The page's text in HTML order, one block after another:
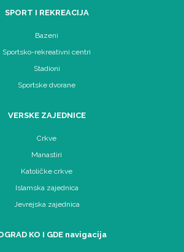
SPORT I REKREACIJA
Bazeni
Sportsko-rekreativni centri
Stadioni
Sportske dvorane
VERSKE ZAJEDNICE
Crkve
Manastiri
Katoličke crkve
Islamska zajednica
Jevrejska zajednica
KO I GDE navigacija